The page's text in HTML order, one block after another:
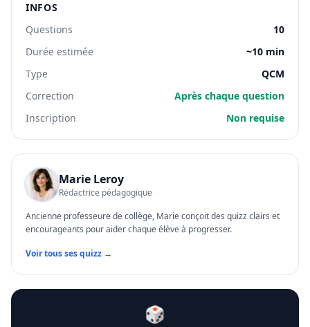
INFOS
Questions
10
Durée estimée
~10 min
Type
QCM
Correction
Après chaque question
Inscription
Non requise
Marie Leroy
Rédactrice pédagogique
Ancienne professeure de collège, Marie conçoit des quizz clairs et
encourageants pour aider chaque élève à progresser.
Voir tous ses quizz →
🎲